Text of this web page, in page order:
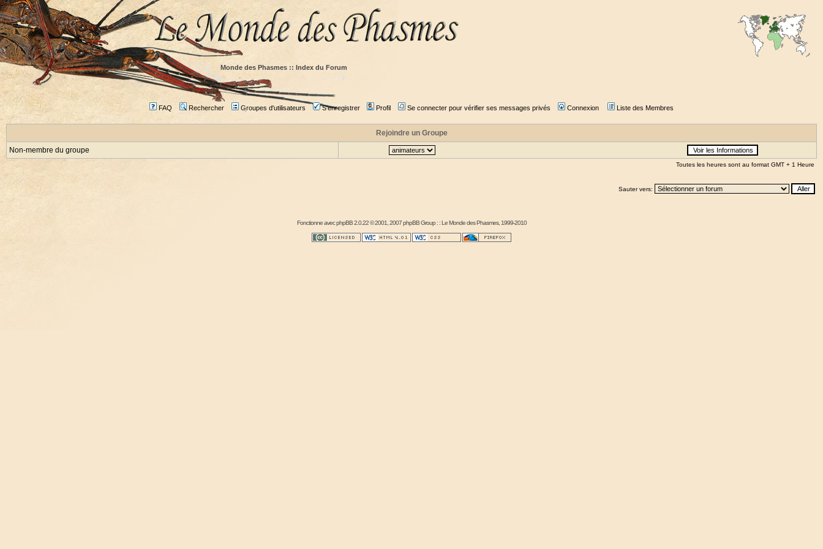
Monde des Phasmes :: Index du Forum
FAQ Rechercher Groupes d'utilisateurs S'enregistrer Profil Se connecter pour vérifier ses messages privés Connexion Liste des Membres
Rejoindre un Groupe
Non-membre du groupe
Toutes les heures sont au format GMT + 1 Heure
Sauter vers:
Fonctionne avecphpBB2.0.22 © 2001, 2007 phpBB Group : :Le Monde des Phasmes, 1999-2010